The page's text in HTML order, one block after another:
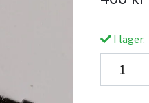
I lager.